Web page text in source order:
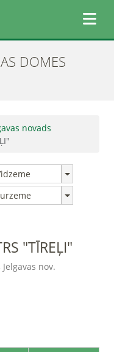
DOMES
novads
"TĪREĻI"
nov.